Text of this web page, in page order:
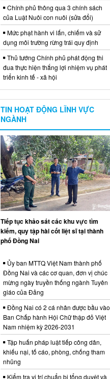
Chính phủ thông qua 3 chính sách
của Luật Nuôi con nuôi (sửa đổi)
Mức phạt hành vi lấn, chiếm và sử
dụng môi trường rừng trái quy định
Thủ tướng Chính phủ phát động thi
đua thực hiện thắng lợi nhiệm vụ phát
triển kinh tế - xã hội
TIN HOẠT ĐỘNG LĨNH VỰC
NGÀNH
Tiếp tục khảo sát các khu vực tìm
kiếm, quy tập hài cốt liệt sĩ tại thành
phố Đồng Nai
Ủy ban MTTQ Việt Nam thành phố
Đồng Nai và các cơ quan, đơn vị chúc
mừng ngày truyền thống ngành Tuyên
giáo của Đảng
Đồng Nai có 2 cá nhân được bầu vào
Ban Chấp hành Hội Chữ thập đỏ Việt
Nam nhiệm kỳ 2026-2031
Tập huấn pháp luật tiếp công dân,
khiếu nại, tố cáo, phòng, chống tham
nhũng
Kiểm tra vị trí chuẩn bị tổng duyệt và